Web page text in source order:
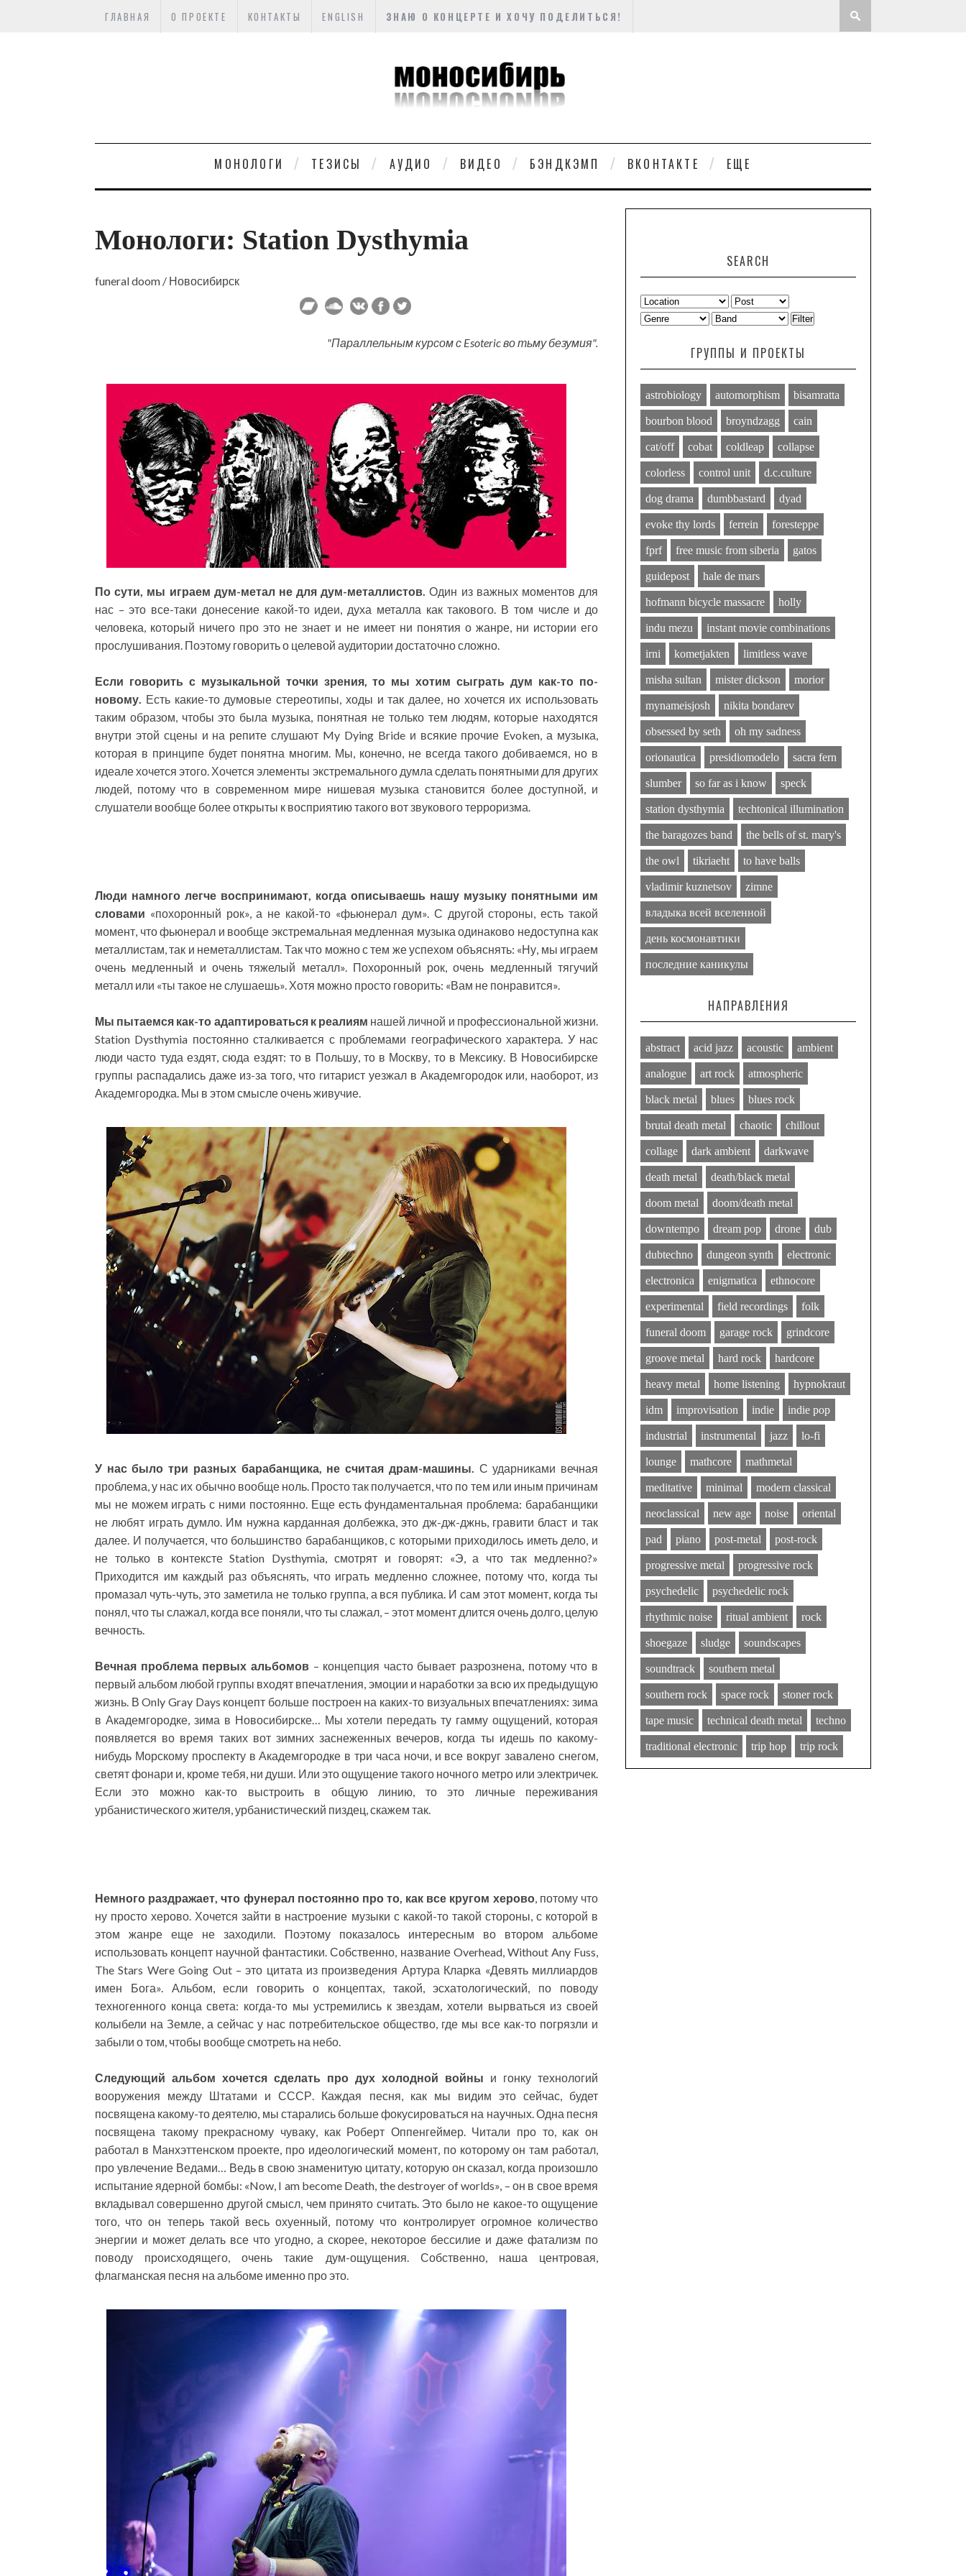
ГЛАВНАЯ О ПРОЕКТЕ КОНТАКТЫ ENGLISH ЗНАЮ О КОНЦЕРТЕ И ХОЧУ ПОДЕЛИТЬСЯ!
МОНОЛОГИ ТЕЗИСЫ АУДИО ВИДЕО БЭНДКЭМП ВКОНТАКТЕ ЕЩЕ
Монологи: Station Dysthymia
funeral doom / Новосибирск
"Параллельным курсом с Esoteric во тьму безумия".
По сути, мы играем дум-метал не для дум-металлистов. Один из важных моментов для
нас – это все-таки донесение какой-то идеи, духа металла как такового. В том числе и до
человека, который ничего про это не знает и не имеет ни понятия о жанре, ни истории его
прослушивания. Поэтому говорить о целевой аудитории достаточно сложно.
Если говорить с музыкальной точки зрения, то мы хотим сыграть дум как-то по-
новому. Есть какие-то думовые стереотипы, ходы и так далее, но хочется их использовать
таким образом, чтобы это была музыка, понятная не только тем людям, которые находятся
внутри этой сцены и на репите слушают My Dying Bride и всякие прочие Evoken, а музыка,
которая в принципе будет понятна многим. Мы, конечно, не всегда такого добиваемся, но в
идеале хочется этого. Хочется элементы экстремального думла сделать понятными для других
людей, потому что в современном мире нишевая музыка становится более доступной, и
слушатели вообще более открыты к восприятию такого вот звукового терроризма.
Люди намного легче воспринимают, когда описываешь нашу музыку понятными им
словами «похоронный рок», а не какой-то «фьюнерал дум». С другой стороны, есть такой
момент, что фьюнерал и вообще экстремальная медленная музыка одинаково недоступна как
металлистам, так и неметаллистам. Так что можно с тем же успехом объяснять: «Ну, мы играем
очень медленный и очень тяжелый металл». Похоронный рок, очень медленный тягучий
металл или «ты такое не слушаешь». Хотя можно просто говорить: «Вам не понравится».
Мы пытаемся как-то адаптироваться к реалиям нашей личной и профессиональной жизни.
Station Dysthymia постоянно сталкивается с проблемами географического характера. У нас
люди часто туда ездят, сюда ездят: то в Польшу, то в Москву, то в Мексику. В Новосибирске
группы распадались даже из-за того, что гитарист уезжал в Академгородок или, наоборот, из
Академгородка. Мы в этом смысле очень живучие.
У нас было три разных барабанщика, не считая драм-машины. С ударниками вечная
проблема, у нас их обычно вообще ноль. Просто так получается, что по тем или иным причинам
мы не можем играть с ними постоянно. Еще есть фундаментальная проблема: барабанщики
не любят играть думло. Им нужна карданная долбежка, это дж-дж-джнь, гравити бласт и так
далее. И получается, что большинство барабанщиков, с которыми приходилось иметь дело, и
не только в контексте Station Dysthymia, смотрят и говорят: «Э, а что так медленно?»
Приходится им каждый раз объяснять, что играть медленно сложнее, потому что, когда ты
промазал чуть-чуть, это заметила не только группа, а вся публика. И сам этот момент, когда ты
понял, что ты слажал, когда все поняли, что ты слажал, – этот момент длится очень долго, целую
вечность.
Вечная проблема первых альбомов– концепция часто бывает разрознена, потому что в
первый альбом любой группы входят впечатления, эмоции и наработки за всю их предыдущую
жизнь. В Only Gray Days концепт больше построен на каких-то визуальных впечатлениях: зима
в Академгородке, зима в Новосибирске… Мы хотели передать ту гамму ощущений, которая
появляется во время таких вот зимних заснеженных вечеров, когда ты идешь по какому-
нибудь Морскому проспекту в Академгородке в три часа ночи, и все вокруг завалено снегом,
светят фонари и, кроме тебя, ни души. Или это ощущение такого ночного метро или электричек.
Если это можно как-то выстроить в общую линию, то это личные переживания
урбанистического жителя, урбанистический пиздец, скажем так.
Немного раздражает, что фунерал постоянно про то, как все кругом херово, потому что
ну просто херово. Хочется зайти в настроение музыки с какой-то такой стороны, с которой в
этом жанре еще не заходили. Поэтому показалось интересным во втором альбоме
использовать концепт научной фантастики. Собственно, название Overhead, Without Any Fuss,
The Stars Were Going Out – это цитата из произведения Артура Кларка «Девять миллиардов
имен Бога». Альбом, если говорить о концептах, такой, эсхатологический, по поводу
техногенного конца света: когда-то мы устремились к звездам, хотели вырваться из своей
колыбели на Земле, а сейчас у нас потребительское общество, где мы все как-то погрязли и
забыли о том, чтобы вообще смотреть на небо.
Следующий альбом хочется сделать про дух холодной войны и гонку технологий
вооружения между Штатами и СССР. Каждая песня, как мы видим это сейчас, будет
посвящена какому-то деятелю, мы старались больше фокусироваться на научных. Одна песня
посвящена такому прекрасному чуваку, как Роберт Оппенгеймер. Читали про то, как он
работал в Манхэттенском проекте, про идеологический момент, по которому он там работал,
про увлечение Ведами… Ведь в свою знаменитую цитату, которую он сказал, когда произошло
испытание ядерной бомбы: «Now, I am become Death, the destroyer of worlds», – он в свое время
вкладывал совершенно другой смысл, чем принято считать. Это было не какое-то ощущение
того, что он теперь такой весь охуенный, потому что контролирует огромное количество
энергии и может делать все что угодно, а скорее, некоторое бессилие и даже фатализм по
поводу происходящего, очень такие дум-ощущения. Собственно, наша центровая,
флагманская песня на альбоме именно про это.
SEARCH
Filter
ГРУППЫ И ПРОЕКТЫ
astrobiology automorphism bisamratta
bourbon blood broyndzagg cain
cat/off cobat coldleap collapse
colorless control unit d.c.culture
dog drama dumbbastard dyad
evoke thy lords ferrein foresteppe
fprf free music from siberia gatos
guidepost hale de mars
hofmann bicycle massacre holly
indu mezu instant movie combinations
irni kometjakten limitless wave
misha sultan mister dickson morior
mynameisjosh nikita bondarev
obsessed by seth oh my sadness
orionautica presidiomodelo sacra fern
slumber so far as i know speck
station dysthymia techtonical illumination
the baragozes band the bells of st. mary's
the owl tikriaeht to have balls
vladimir kuznetsov zimne
владыка всей вселенной
день космонавтики
последние каникулы
НАПРАВЛЕНИЯ
abstract acid jazz acoustic ambient
analogue art rock atmospheric
black metal blues blues rock
brutal death metal chaotic chillout
collage dark ambient darkwave
death metal death/black metal
doom metal doom/death metal
downtempo dream pop drone dub
dubtechno dungeon synth electronic
electronica enigmatica ethnocore
experimental field recordings folk
funeral doom garage rock grindcore
groove metal hard rock hardcore
heavy metal home listening hypnokraut
idm improvisation indie indie pop
industrial instrumental jazz lo-fi
lounge mathcore mathmetal
meditative minimal modern classical
neoclassical new age noise oriental
pad piano post-metal post-rock
progressive metal progressive rock
psychedelic psychedelic rock
rhythmic noise ritual ambient rock
shoegaze sludge soundscapes
soundtrack southern metal
southern rock space rock stoner rock
tape music technical death metal techno
traditional electronic trip hop trip rock